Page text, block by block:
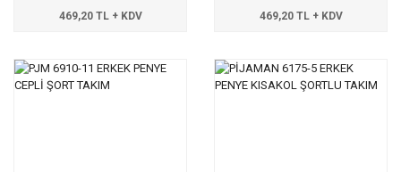
469,20 TL + KDV 469,20 TL + KDV